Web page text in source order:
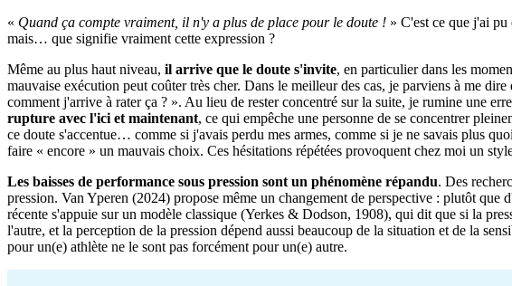
« Quand ça compte vraiment, il n'y a plus de place pour le doute ! » C'est ce que j'ai pu
mais… que signifie vraiment cette expression ?
Même au plus haut niveau, il arrive que le doute s'invite, en particulier dans les
mauvaise exécution peut coûter très cher. Dans le meilleur des cas, je parviens à me
comment j'arrive à rater ça ? ». Au lieu de rester concentré sur la suite, je rumine une
rupture avec l'ici et maintenant, ce qui empêche une personne de se concentrer
ce doute s'accentue… comme si j'avais perdu mes armes, comme si je ne savais plus
faire « encore » un mauvais choix. Ces hésitations répétées provoquent chez moi un
Les baisses de performance sous pression sont un phénomène répandu. Des
pression. Van Yperen (2024) propose même un changement de perspective : plutôt que
récente s'appuie sur un modèle classique (Yerkes & Dodson, 1908), qui dit que si la
l'autre, et la perception de la pression dépend aussi beaucoup de la situation et de la
pour un(e) athlète ne le sont pas forcément pour un(e) autre.